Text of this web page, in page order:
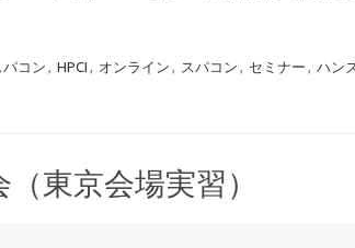
パコン , HPCI , オンライン , スパコン , セミナー , ハン
東京会場実習）